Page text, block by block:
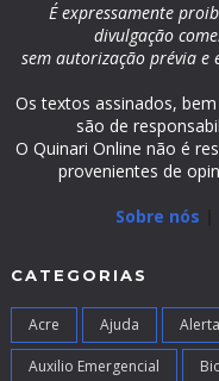
É expressamente
divulgação
sem autorização prévia e
Os textos assinados,
são de
O Quinari Online não é
provenientes de
Sobre nós
CATEGORIAS
Acre Ajuda Alerta
Auxilio Emergencial